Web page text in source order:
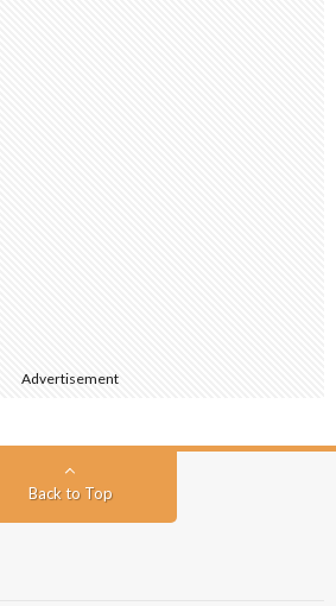
Advertisement
Back to Top